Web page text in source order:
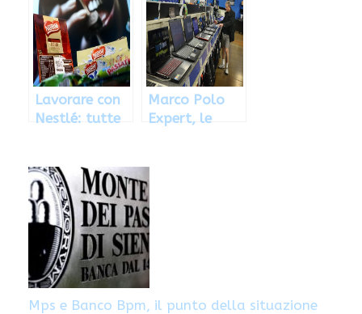
lavorative
disponibili
aperte da
gennaio 2013
Lavorare con
Nestlé: tutte
disponibili
Marco Polo
Expert, le
candidarsi
Mps e Banco Bpm, il punto della situazione